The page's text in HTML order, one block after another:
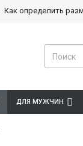
Как определить
ДЛЯ МУЖЧИН